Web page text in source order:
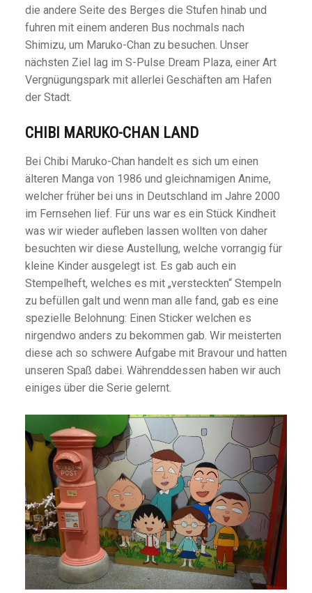
die andere Seite des Berges die Stufen hinab und
fuhren mit einem anderen Bus nochmals nach
Shimizu, um Maruko-Chan zu besuchen. Unser
nächsten Ziel lag im S-Pulse Dream Plaza, einer Art
Vergnügungspark mit allerlei Geschäften am Hafen
der Stadt.
CHIBI MARUKO-CHAN LAND
Bei Chibi Maruko-Chan handelt es sich um einen
älteren Manga von 1986 und gleichnamigen Anime,
welcher früher bei uns in Deutschland im Jahre 2000
im Fernsehen lief. Für uns war es ein Stück Kindheit
was wir wieder aufleben lassen wollten von daher
besuchten wir diese Austellung, welche vorrangig für
kleine Kinder ausgelegt ist. Es gab auch ein
Stempelheft, welches es mit „versteckten“ Stempeln
zu befüllen galt und wenn man alle fand, gab es eine
spezielle Belohnung: Einen Sticker welchen es
nirgendwo anders zu bekommen gab. Wir meisterten
diese ach so schwere Aufgabe mit Bravour und hatten
unseren Spaß dabei. Währenddessen haben wir auch
einiges über die Serie gelernt.